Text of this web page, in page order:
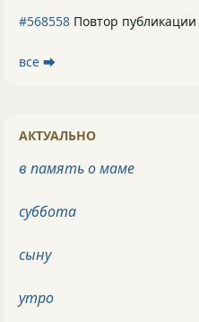
#568558 Повтор публикации
все ⮕
АКТУАЛЬНО
в память о маме
суббота
сыну
утро